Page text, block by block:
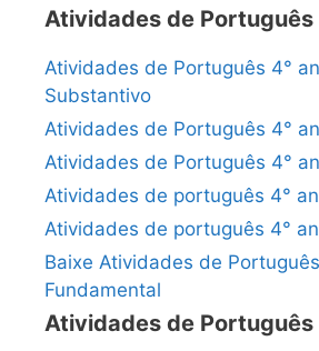
Atividades de Português
Atividades de Português 4°
Substantivo
Atividades de Português 4°
Atividades de Português 4°
Atividades de português 4°
Atividades de português 4°
Baixe Atividades de
Fundamental
Atividades de Português